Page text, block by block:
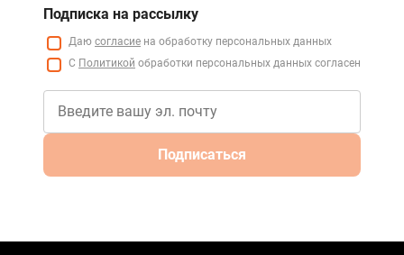
Подписка на рассылку
Даю согласие на обработку персональных данных
С Политикой обработки персональных данных согласен
Подписаться